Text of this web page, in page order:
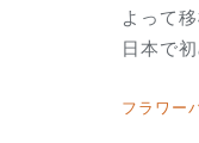
よって
日本で
フラワー